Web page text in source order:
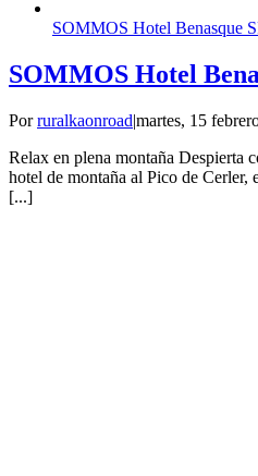
SOMMOS Hotel Benasque
SOMMOS Hotel
Porruralkaonroad|martes, 15
Relax en plena montaña Despierta
hotel de montaña al Pico de Cerler,
[...]